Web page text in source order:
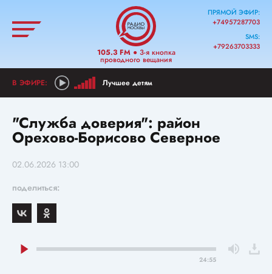
105.3 FM● 3-я кнопка
проводного вещания
ПРЯМОЙ ЭФИР:
+74957287703
SMS:
+79263703333
Лучшее детям
"Служба доверия": район
Орехово-Борисово Северное
02.06.2026 13:00
поделиться:
24:55